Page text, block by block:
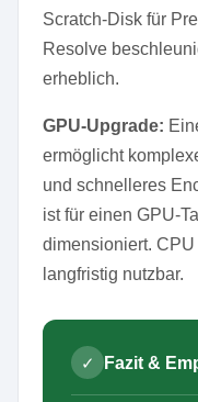
Scratch-Disk für
Resolve
erheblich.
GPU-Upgrade:
ermöglicht
und schnelleres
ist für einen GPU-
dimensioniert.
langfristig nutzbar.
✓ Fazit &